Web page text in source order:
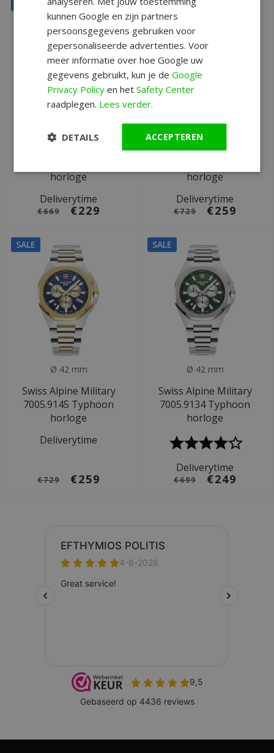
horloge
Deliverytime
€669 €229
SALE
Swiss Alpine Military
horloge
Deliverytime
€729 €259
SALE
Ø 42 mm
Swiss Alpine Military
7005.9145 Typhoon
horloge
Deliverytime
€729 €259
SALE
Ø 42 mm
Swiss Alpine Military
7005.9134 Typhoon
horloge
Deliverytime
€699 €249
kunnen Google en zijn partners
persoonsgegevens gebruiken voor
gepersonaliseerde advertenties. Voor
meer informatie over hoe Google uw
gegevens gebruikt, kun je deGoogle
Privacy Policy en hetSafety Center
raadplegen. Lees verder.
ACCEPTEREN
DETAILS